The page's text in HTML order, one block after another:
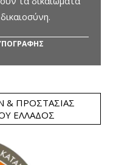
& ΠΡΟΣΤΑΣΊΑΣ
ΕΛΛΆΔΟΣ